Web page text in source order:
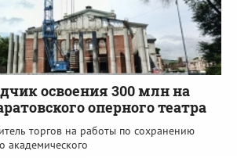
освоения 300 млн на
оперного театра
торгов на работы по сохранению
академического